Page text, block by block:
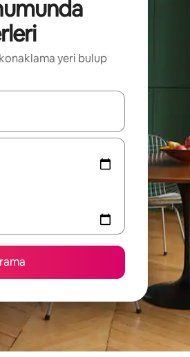
yeri bulup
yukarı ve aşağı oklarıyla gezinin